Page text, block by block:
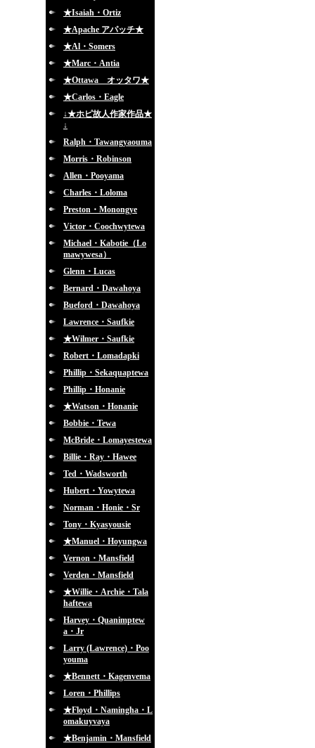
★Isaiah・Ortiz
★Apache アパッチ★
★Al・Somers
★Marc・Antia
★Ottawa オッタワ★
★Carlos・Eagle
↓★ホピ故人作家作品★
↓
Ralph・Tawangyaouma
Morris・Robinson
Allen・Pooyama
Charles・Loloma
Preston・Monongye
Victor・Coochwytewa
Michael・Kabotie（Lo
mawywesa）
Glenn・Lucas
Bernard・Dawahoya
Bueford・Dawahoya
Lawrence・Saufkie
★Wilmer・Saufkie
Robert・Lomadapki
Phillip・Sekaquaptewa
Phillip・Honanie
★Watson・Honanie
Bobbie・Tewa
McBride・Lomayestewa
Billie・Ray・Hawee
Ted・Wadsworth
Hubert・Yowytewa
Norman・Honie・Sr
Tony・Kyasyousie
★Manuel・Hoyungwa
Vernon・Mansfield
Verden・Mansfield
★Willie・Archie・Tala
haftewa
Harvey・Quanimptew
a・Jr
Larry (Lawrence)・Poo
youma
★Bennett・Kagenvema
Loren・Phillips
★Floyd・Namingha・L
omakuyvaya
★Benjamin・Mansfield